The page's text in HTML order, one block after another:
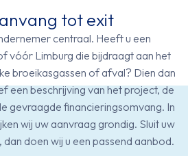
tot exit
centraal. Heeft u een
vóór Limburg die bijdraagt aan het
broeikasgassen of afval? Dien dan
een beschrijving van het project, de
gevraagde financieringsomvang. In
wij uw aanvraag grondig. Sluit uw
doen wij u een passend aanbod.